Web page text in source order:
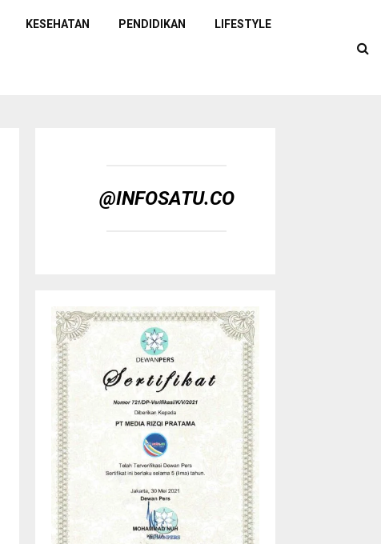
KESEHATAN PENDIDIKAN LIFESTYLE
@INFOSATU.CO